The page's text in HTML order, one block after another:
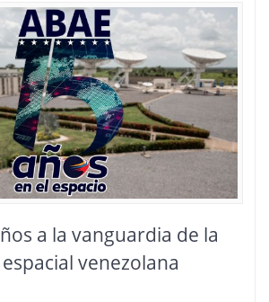
a la vanguardia de la
venezolana